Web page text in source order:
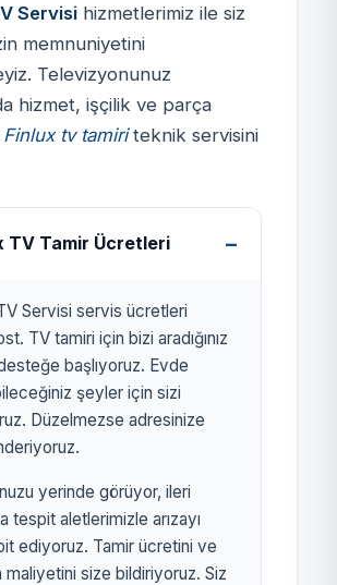
FİNLUX TV
izmirtelevizyon.com.tr
Servisi hizmetlerimiz ile siz
memnuniyetini
Televizyonunuz
hizmet, işçilik ve parça
Finlux tv tamiriteknik servisini
TV Tamir Ücretleri
TV Servisi servis ücretleri
TV tamiri için bizi aradığınız
başlıyoruz. Evde
şeyler için sizi
Düzelmezse adresinize
yerinde görüyor, ileri
tespit aletlerimizle arızayı
ediyoruz. Tamir ücretini ve
size bildiriyoruz. Siz